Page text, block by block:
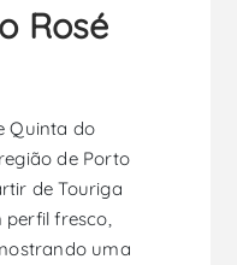
Rosé
Quinta do
de Porto
de Touriga
fresco,
uma